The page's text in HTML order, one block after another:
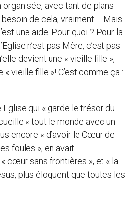
organisée, avec tant de plans
de cela, vraiment … Mais
une aide. Pour quoi ? Pour la
n’est pas Mère, c’est pas
devient une « vieille fille »,
vieille fille »! C’est comme ça :
Eglise qui « garde le trésor du
« tout le monde avec un
encore « d’avoir le Cœur de
foules », en avait
cœur sans frontières », et « la
plus éloquent que toutes les